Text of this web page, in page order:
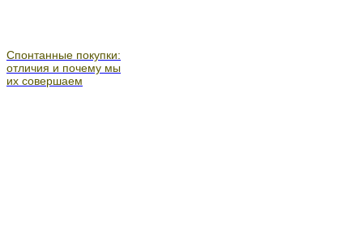
Спонтанные покупки:
отличия и почему мы
их совершаем